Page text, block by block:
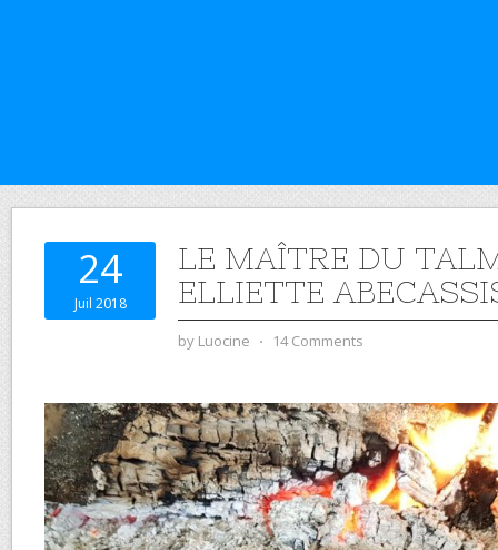
24
Juil 2018
LE MAÎTRE DU
ELLIETTE
by Luocine ⋅ 14 Comments